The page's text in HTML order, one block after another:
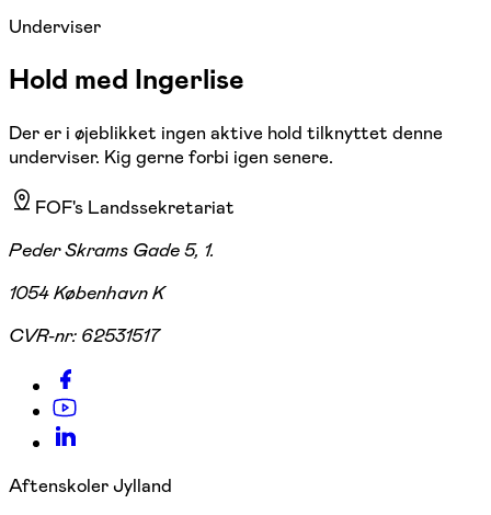
Underviser
Hold med Ingerlise
Der er i øjeblikket ingen aktive hold tilknyttet denne
underviser. Kig gerne forbi igen senere.
FOF's Landssekretariat
Peder Skrams Gade 5, 1.
1054 København K
CVR-nr: 62531517
Aftenskoler Jylland